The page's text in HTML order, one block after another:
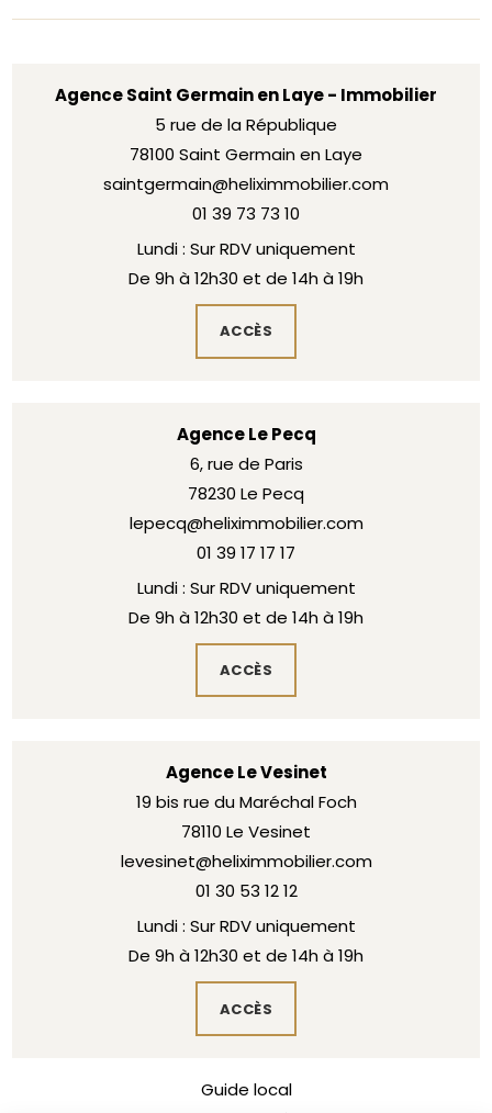
Agence Saint Germain en Laye - Immobilier
5 rue de la République
78100 Saint Germain en Laye
saintgermain@heliximmobilier.com
01 39 73 73 10
Lundi : Sur RDV uniquement
De 9h à 12h30 et de 14h à 19h
ACCÈS
Agence Le Pecq
6, rue de Paris
78230 Le Pecq
lepecq@heliximmobilier.com
01 39 17 17 17
Lundi : Sur RDV uniquement
De 9h à 12h30 et de 14h à 19h
ACCÈS
Agence Le Vesinet
19 bis rue du Maréchal Foch
78110 Le Vesinet
levesinet@heliximmobilier.com
01 30 53 12 12
Lundi : Sur RDV uniquement
De 9h à 12h30 et de 14h à 19h
ACCÈS
Guide local